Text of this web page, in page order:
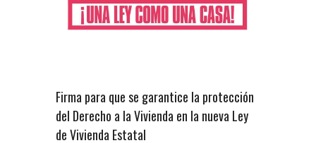
Firma para que se garantice la protección
del Derecho a la Vivienda en la nueva Ley
de Vivienda Estatal